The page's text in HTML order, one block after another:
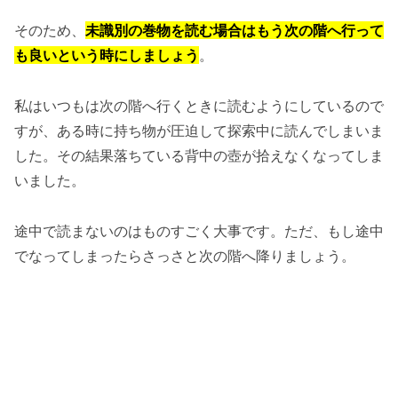
そのため、 未識別の巻物を読む場合はもう次の階へ行って
も良いという時にしましょう 。
私はいつもは次の階へ行くときに読むようにしているので
すが、ある時に持ち物が圧迫して探索中に読んでしまいま
した。その結果落ちている背中の壺が拾えなくなってしま
いました。
途中で読まないのはものすごく大事です。ただ、もし途中
でなってしまったらさっさと次の階へ降りましょう。